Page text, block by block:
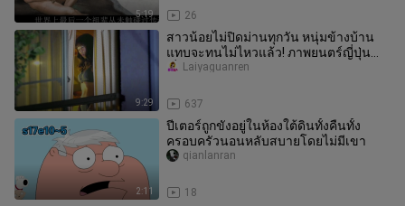
5:19 26
9:29
สาวน้อยไม่ปิดม่านทุกวัน หนุ่มข้างบ้าน
แทบจะทนไม่ไหวแล้ว! ภาพยนตร์ญี่ปุ่น
เรื่อง “คู่รักสายลับ”
637
Laiyaguanren
2:11
ปีเตอร์ถูกขังอยู่ในห้องใต้ดินทั้งคืนทั้ง
ครอบครัวนอนหลับสบายโดยไม่มีเขา
18
qianlanran